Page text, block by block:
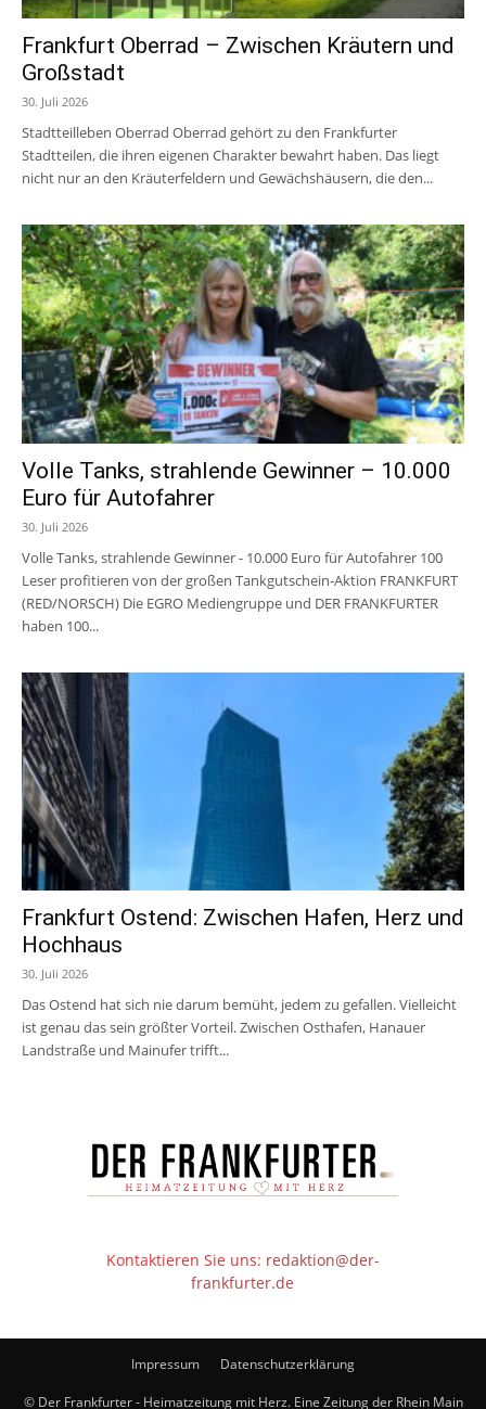
Frankfurt Oberrad – Zwischen Kräutern und
Großstadt
30. Juli 2026
Stadtteilleben Oberrad Oberrad gehört zu den Frankfurter
Stadtteilen, die ihren eigenen Charakter bewahrt haben. Das liegt
nicht nur an den Kräuterfeldern und Gewächshäusern, die den...
Volle Tanks, strahlende Gewinner – 10.000
Euro für Autofahrer
30. Juli 2026
Volle Tanks, strahlende Gewinner - 10.000 Euro für Autofahrer 100
Leser profitieren von der großen Tankgutschein-Aktion FRANKFURT
(RED/NORSCH) Die EGRO Mediengruppe und DER FRANKFURTER
haben 100...
Frankfurt Ostend: Zwischen Hafen, Herz und
Hochhaus
30. Juli 2026
Das Ostend hat sich nie darum bemüht, jedem zu gefallen. Vielleicht
ist genau das sein größter Vorteil. Zwischen Osthafen, Hanauer
Landstraße und Mainufer trifft...
Kontaktieren Sie uns: redaktion@der-
frankfurter.de
Impressum Datenschutzerklärung
© Der Frankfurter - Heimatzeitung mit Herz. Eine Zeitung der Rhein Main